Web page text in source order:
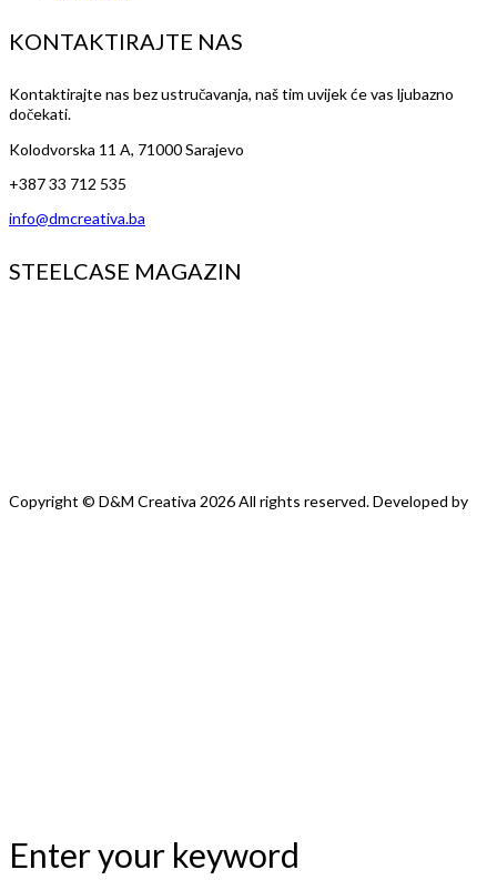
KONTAKTIRAJTE NAS
Kontaktirajte nas bez ustručavanja, naš tim uvijek će vas ljubazno
dočekati.
Kolodvorska 11 A, 71000 Sarajevo
+387 33 712 535
info@dmcreativa.ba
STEELCASE MAGAZIN
Copyright © D&M Creativa 2026All rights reserved. Developed by
Enter your keyword